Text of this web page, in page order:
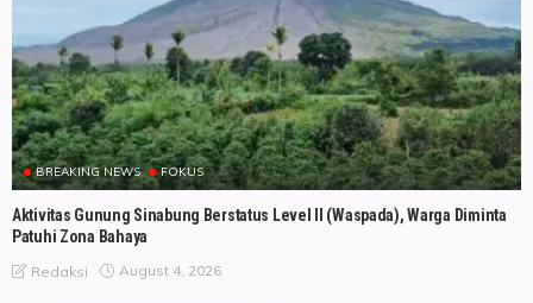
BREAKING NEWS FOKUS
Aktivitas Gunung Sinabung Berstatus Level II (Waspada), Warga Diminta
Patuhi Zona Bahaya
Redaksi August 4, 2026